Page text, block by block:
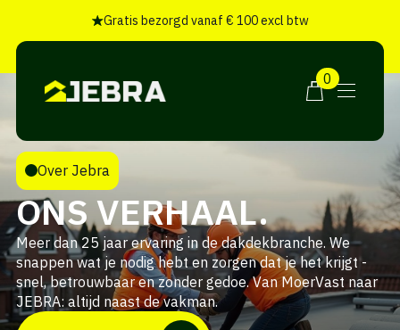
Gratis bezorgd vanaf € 100 excl btw
0
Over Jebra
ONS VERHAAL.
Meer dan 25 jaar ervaring in de dakdekbranche. We
snappen wat je nodig hebt en zorgen dat je het krijgt -
snel, betrouwbaar en zonder gedoe. Van MoerVast naar
JEBRA: altijd naast de vakman.